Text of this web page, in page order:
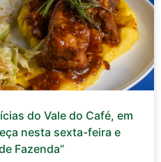
do Vale do Café, em
nesta sexta-feira e
Fazenda”